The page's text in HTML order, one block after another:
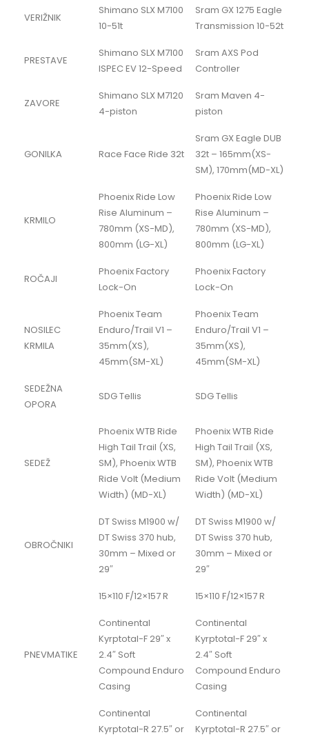
VERIŽNIK
Shimano SLX M7100
10-51t
Sram GX 1275 Eagle
Transmission 10-52t
PRESTAVE
Shimano SLX M7100
ISPEC EV 12-Speed
Sram AXS Pod
Controller
ZAVORE
Shimano SLX M7120
4-piston
Sram Maven 4-
piston
GONILKA Race Face Ride 32t
Sram GX Eagle DUB
32t – 165mm(XS-
SM), 170mm(MD-XL)
KRMILO
Phoenix Ride Low
Rise Aluminum –
780mm (XS-MD),
800mm (LG-XL)
Phoenix Ride Low
Rise Aluminum –
780mm (XS-MD),
800mm (LG-XL)
ROČAJI
Phoenix Factory
Lock-On
Phoenix Factory
Lock-On
NOSILEC
KRMILA
Phoenix Team
Enduro/Trail V1 –
35mm(XS),
45mm(SM-XL)
Phoenix Team
Enduro/Trail V1 –
35mm(XS),
45mm(SM-XL)
SEDEŽNA
OPORA
SDG Tellis SDG Tellis
SEDEŽ
Phoenix WTB Ride
High Tail Trail (XS,
SM), Phoenix WTB
Ride Volt (Medium
Width) (MD-XL)
Phoenix WTB Ride
High Tail Trail (XS,
SM), Phoenix WTB
Ride Volt (Medium
Width) (MD-XL)
OBROČNIKI
DT Swiss M1900 w/
DT Swiss 370 hub,
30mm – Mixed or
29″
DT Swiss M1900 w/
DT Swiss 370 hub,
30mm – Mixed or
29″
15×110 F/12×157 R 15×110 F/12×157 R
PNEVMATIKE
Continental
Kyrptotal-F 29″ x
2.4″ Soft
Compound Enduro
Casing
Continental
Kyrptotal-F 29″ x
2.4″ Soft
Compound Enduro
Casing
Continental
Kyrptotal-R 27.5″ or
Continental
Kyrptotal-R 27.5″ or